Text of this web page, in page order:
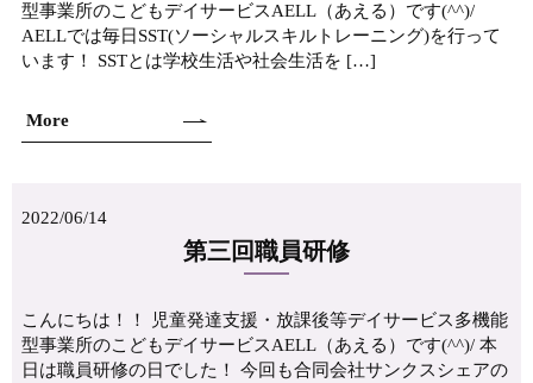
型事業所のこどもデイサービスAELL（あえる）です(^^)/
AELLでは毎日SST(ソーシャルスキルトレーニング)を行って
います！ SSTとは学校生活や社会生活を […]
More
2022/06/14
第三回職員研修
こんにちは！！ 児童発達支援・放課後等デイサービス多機能
型事業所のこどもデイサービスAELL（あえる）です(^^)/ 本
日は職員研修の日でした！ 今回も合同会社サンクスシェアの